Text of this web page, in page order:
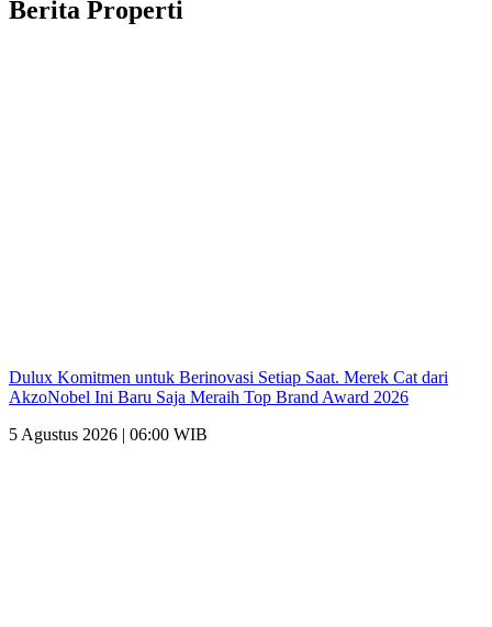
Berita Properti
Dulux Komitmen untuk Berinovasi Setiap Saat. Merek Cat dari
AkzoNobel Ini Baru Saja Meraih Top Brand Award 2026
5 Agustus 2026 | 06:00 WIB